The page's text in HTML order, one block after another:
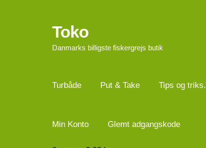
Spring
til
navigation
Spring
til
indhold
Toko
Danmarks billigste fiskergrejs butik
Turbåde Put & Take Tips og triks.
Min Konto Glemt adgangskode